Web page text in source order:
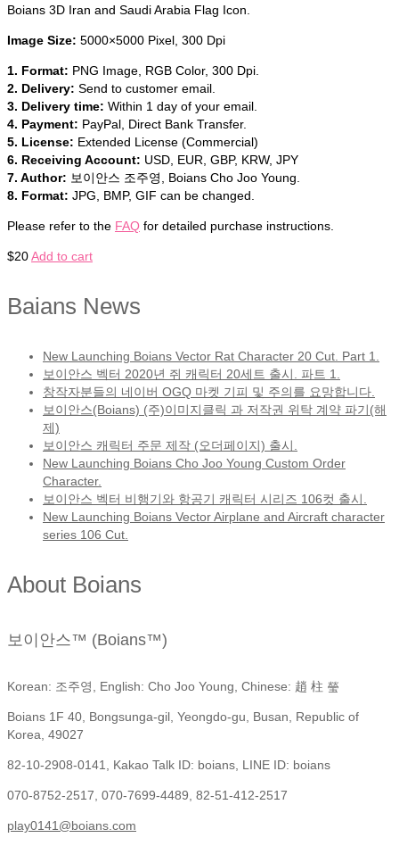
Boians 3D Iran and Saudi Arabia Flag Icon.
Image Size: 5000×5000 Pixel, 300 Dpi
1. Format: PNG Image, RGB Color, 300 Dpi.
2. Delivery: Send to customer email.
3. Delivery time: Within 1 day of your email.
4. Payment: PayPal, Direct Bank Transfer.
5. License: Extended License (Commercial)
6. Receiving Account: USD, EUR, GBP, KRW, JPY
7. Author: 보이안스 조주영, Boians Cho Joo Young.
8. Format: JPG, BMP, GIF can be changed.
Please refer to the FAQ for detailed purchase instructions.
$20Add to cart
Baians News
New Launching Boians Vector Rat Character 20 Cut. Part 1.
보이안스 벡터 2020년 쥐 캐릭터 20세트 출시. 파트 1.
창작자분들의 네이버 OGQ 마켓 기피 및 주의를 요망합니다.
보이안스(Boians) (주)이미지클릭 과 저작권 위탁 계약 파기(해
제)
보이안스 캐릭터 주문 제작 (오더페이지) 출시.
New Launching Boians Cho Joo Young Custom Order
Character.
보이안스 벡터 비행기와 항공기 캐릭터 시리즈 106컷 출시.
New Launching Boians Vector Airplane and Aircraft character
series 106 Cut.
About Boians
보이안스™ (Boians™)
Korean: 조주영, English: Cho Joo Young, Chinese: 趙 柱 瑩
Boians 1F 40, Bongsunga-gil, Yeongdo-gu, Busan, Republic of
Korea, 49027
82-10-2908-0141, Kakao Talk ID: boians, LINE ID: boians
070-8752-2517, 070-7699-4489, 82-51-412-2517
play0141@boians.com